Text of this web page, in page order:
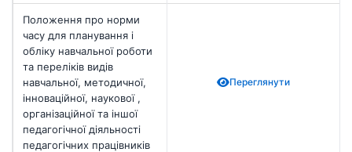
Положення про норми
часу для планування і
обліку навчальної роботи
та переліків видів
навчальної, методичної,
інноваційної, наукової ,
організаційної та іншої
педагогічної діяльності
педагогічних працівників
Переглянути